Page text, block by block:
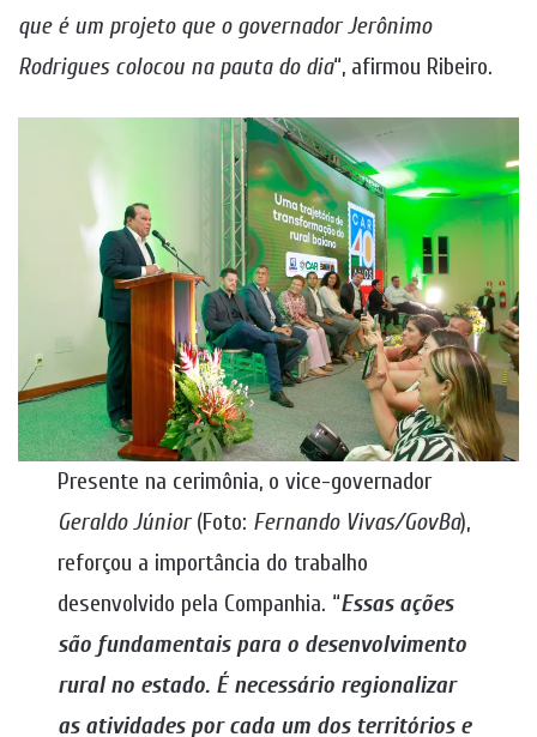
que é um projeto que o governador Jerônimo
Rodrigues colocou na pauta do dia“, afirmou Ribeiro.
Presente na cerimônia, o vice-governador
Geraldo Júnior(Foto: Fernando Vivas/GovBa),
reforçou a importância do trabalho
desenvolvido pela Companhia. “Essas ações
são fundamentais para o desenvolvimento
rural no estado. É necessário regionalizar
as atividades por cada um dos territórios e